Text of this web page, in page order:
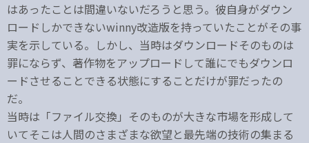
はあったことは間違いないだろうと思う。彼自身がダウン
ロードしかできないwinny改造版を持っていたことがその事
実を示している。しかし、当時はダウンロードそのものは
罪にならず、著作物をアップロードして誰にでもダウンロ
ードさせることできる状態にすることだけが罪だったの
だ。
当時は「ファイル交換」そのものが大きな市場を形成して
いてそこは人間のさまざまな欲望と最先端の技術の集まる